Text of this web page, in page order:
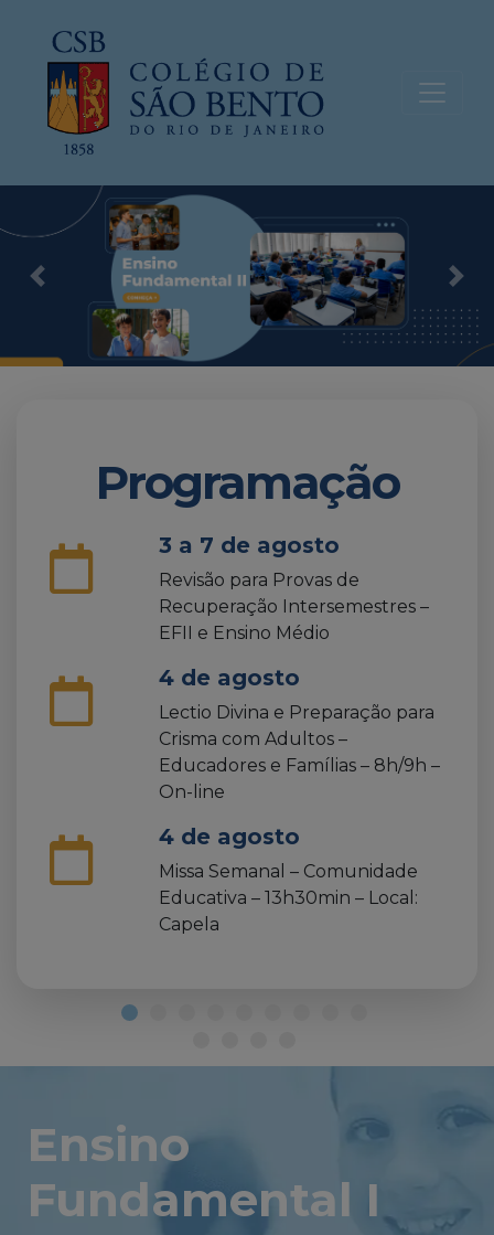
Previous
Programação
3 a 7 de agosto
Revisão para Provas de
Recuperação Intersemestres –
EFII e Ensino Médio
4 de agosto
Lectio Divina e Preparação para
Crisma com Adultos –
Educadores e Famílias – 8h/9h –
On-line
4 de agosto
Missa Semanal – Comunidade
Educativa – 13h30min – Local:
Capela
Ensino
Fundamental I